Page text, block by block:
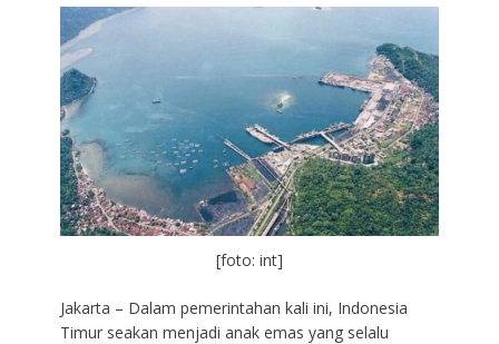
[foto: int]
Jakarta – Dalam pemerintahan kali ini, Indonesia
Timur seakan menjadi anak emas yang selalu